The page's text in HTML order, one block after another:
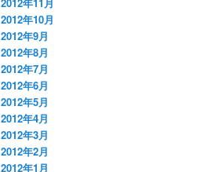
2012年10月
2012年9月
2012年8月
2012年7月
2012年6月
2012年5月
2012年4月
2012年3月
2012年2月
2012年1月